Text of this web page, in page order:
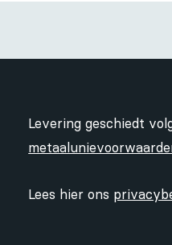
Levering geschiedt
Lees hier ons